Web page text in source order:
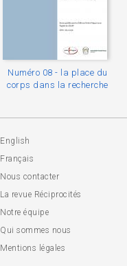
Numéro 08 - la place du
corps dans la recherche
English
Français
Nous contacter
La revue Réciprocités
Notre équipe
Qui sommes nous
Mentions légales